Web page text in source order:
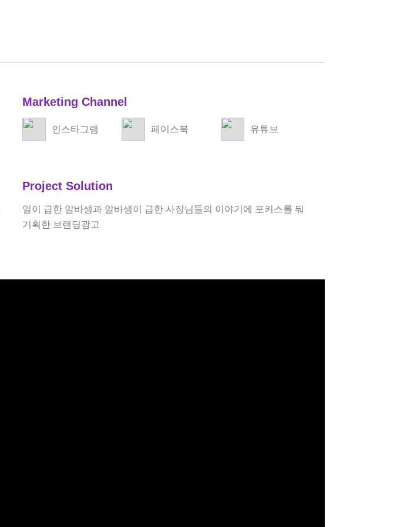
Marketing Channel
인스타그램 페이스북 유튜브
Project Solution
일이 급한 알바생과 알바생이 급한 사장님들의 이야기에 포커스를 둬
기획한 브랜딩광고